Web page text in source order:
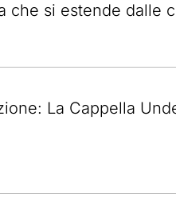
che si estende dalle
La Cappella